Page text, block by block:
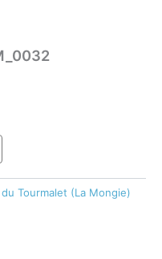
Tourmalet (La Mongie)